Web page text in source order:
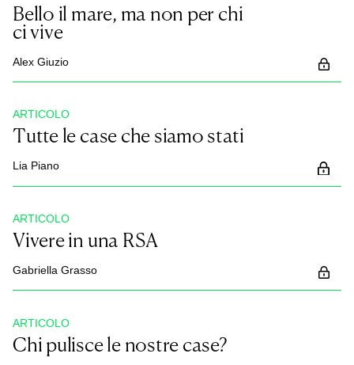
Bello il mare, ma non per chi
ci vive
Alex Giuzio
ARTICOLO
Tutte le case che siamo stati
Lia Piano
ARTICOLO
Vivere in una RSA
Gabriella Grasso
ARTICOLO
Chi pulisce le nostre case?